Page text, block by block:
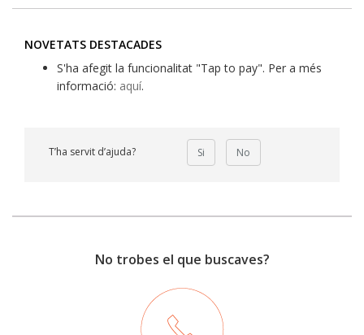
NOVETATS DESTACADES
S'ha afegit la funcionalitat "Tap to pay". Per a més
informació: aquí.
T’ha servit d’ajuda? Si No
No trobes el que buscaves?